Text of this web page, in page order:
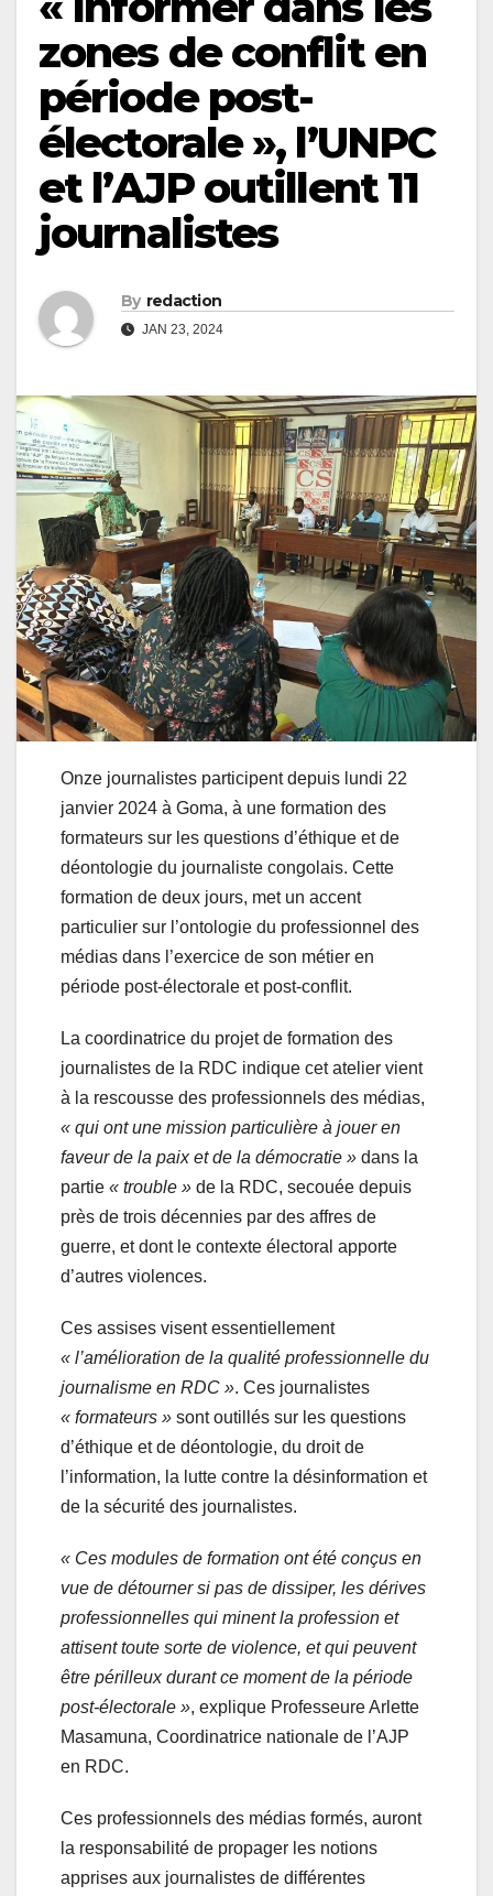
zones de conflit en
période post-
électorale », l’UNPC
et l’AJP outillent 11
journalistes
By redaction
JAN 23, 2024
Onze journalistes participent depuis lundi 22
janvier 2024 à Goma, à une formation des
formateurs sur les questions d’éthique et de
déontologie du journaliste congolais. Cette
formation de deux jours, met un accent
particulier sur l’ontologie du professionnel des
médias dans l’exercice de son métier en
période post-électorale et post-conflit.
La coordinatrice du projet de formation des
journalistes de la RDC indique cet atelier vient
à la rescousse des professionnels des médias,
« qui ont une mission particulière à jouer en
faveur de la paix et de la démocratie » dans la
partie « trouble » de la RDC, secouée depuis
près de trois décennies par des affres de
guerre, et dont le contexte électoral apporte
d’autres violences.
Ces assises visent essentiellement
« l’amélioration de la qualité professionnelle du
journalisme en RDC ». Ces journalistes
« formateurs » sont outillés sur les questions
d’éthique et de déontologie, du droit de
l’information, la lutte contre la désinformation et
de la sécurité des journalistes.
« Ces modules de formation ont été conçus en
vue de détourner si pas de dissiper, les dérives
professionnelles qui minent la profession et
attisent toute sorte de violence, et qui peuvent
être périlleux durant ce moment de la période
post-électorale », explique Professeure Arlette
Masamuna, Coordinatrice nationale de l’AJP
en RDC.
Ces professionnels des médias formés, auront
la responsabilité de propager les notions
apprises aux journalistes de différentes